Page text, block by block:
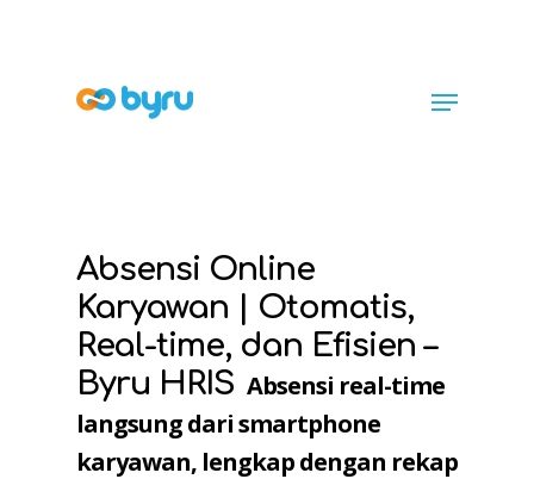
Absensi Online
Karyawan | Otomatis,
Real-time, dan Efisien –
Byru HRIS Absensi real-time
langsung dari smartphone
karyawan, lengkap dengan rekap